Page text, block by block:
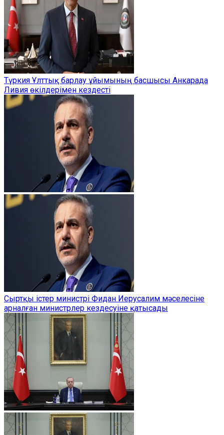
Түркия Ұлттық барлау ұйымының басшысы Анкарада
Ливия өкілдерімен кездесті
Сыртқы істер министрі Фидан Иерусалим мәселесіне
арналған министрлер кездесуіне қатысады